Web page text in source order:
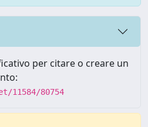
per citare o creare un
11584/80754